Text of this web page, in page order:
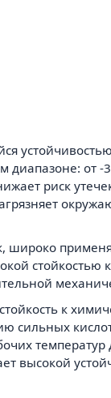
от -
риск
к
сильных
температур
высокой